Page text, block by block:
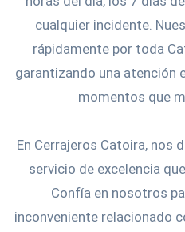
cualquier incidente.
rápidamente por toda
garantizando una atención
momentos que
En Cerrajeros Catoira, nos
servicio de excelencia
Confía en nosotros
inconveniente relacionado